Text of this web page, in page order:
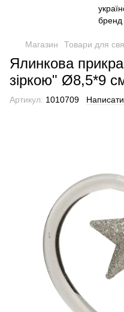
Магазин Товари для
Ялинкова
зіркою" Ø8,5*9
Артикул: 1010709 Написати